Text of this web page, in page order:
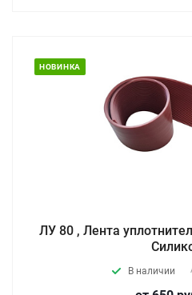
НОВИНКА
ЛУ 80 , Лента
В наличии